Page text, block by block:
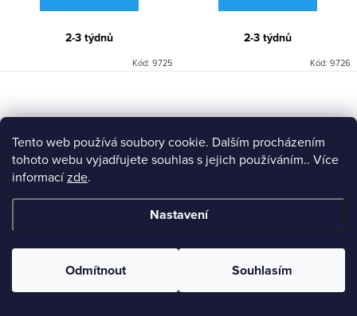
Tento web používá soubory cookie. Dalším procházením
tohoto webu vyjadřujete souhlas s jejich používáním.. Více
informacízde.
Nastavení
Odmítnout Souhlasím
2-3 týdnů
Kód: 9725
2-3 týdnů
Kód: 9726